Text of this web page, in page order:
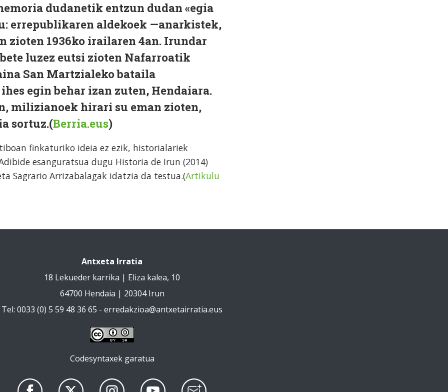
dudanetik entzun dudan «egia
errepublikaren aldekoek —anarkistek,
zioten 1936ko irailaren 4an. Irundar
luzez eutsi zioten Nafarroatik
San Martzialeko bataila
egin behar izan zuten, Hendaiara.
milizianoek hirari su eman zioten,
sortuz.(Berria.eus)
finkaturiko ideia ez ezik, historialariek
esanguratsua dugu Historia de Irun (2014)
Sagrario Arrizabalagak idatzia da testua.(Artikulu
Antxeta Irratia
18 Lekueder karrika | Eliza kalea, 10
64700 Hendaia | 20304 Irun
Tel: 0033 (0) 5 59 48 36 65 - erredakzioa@antxetairratia.eus
Codesyntaxek garatua